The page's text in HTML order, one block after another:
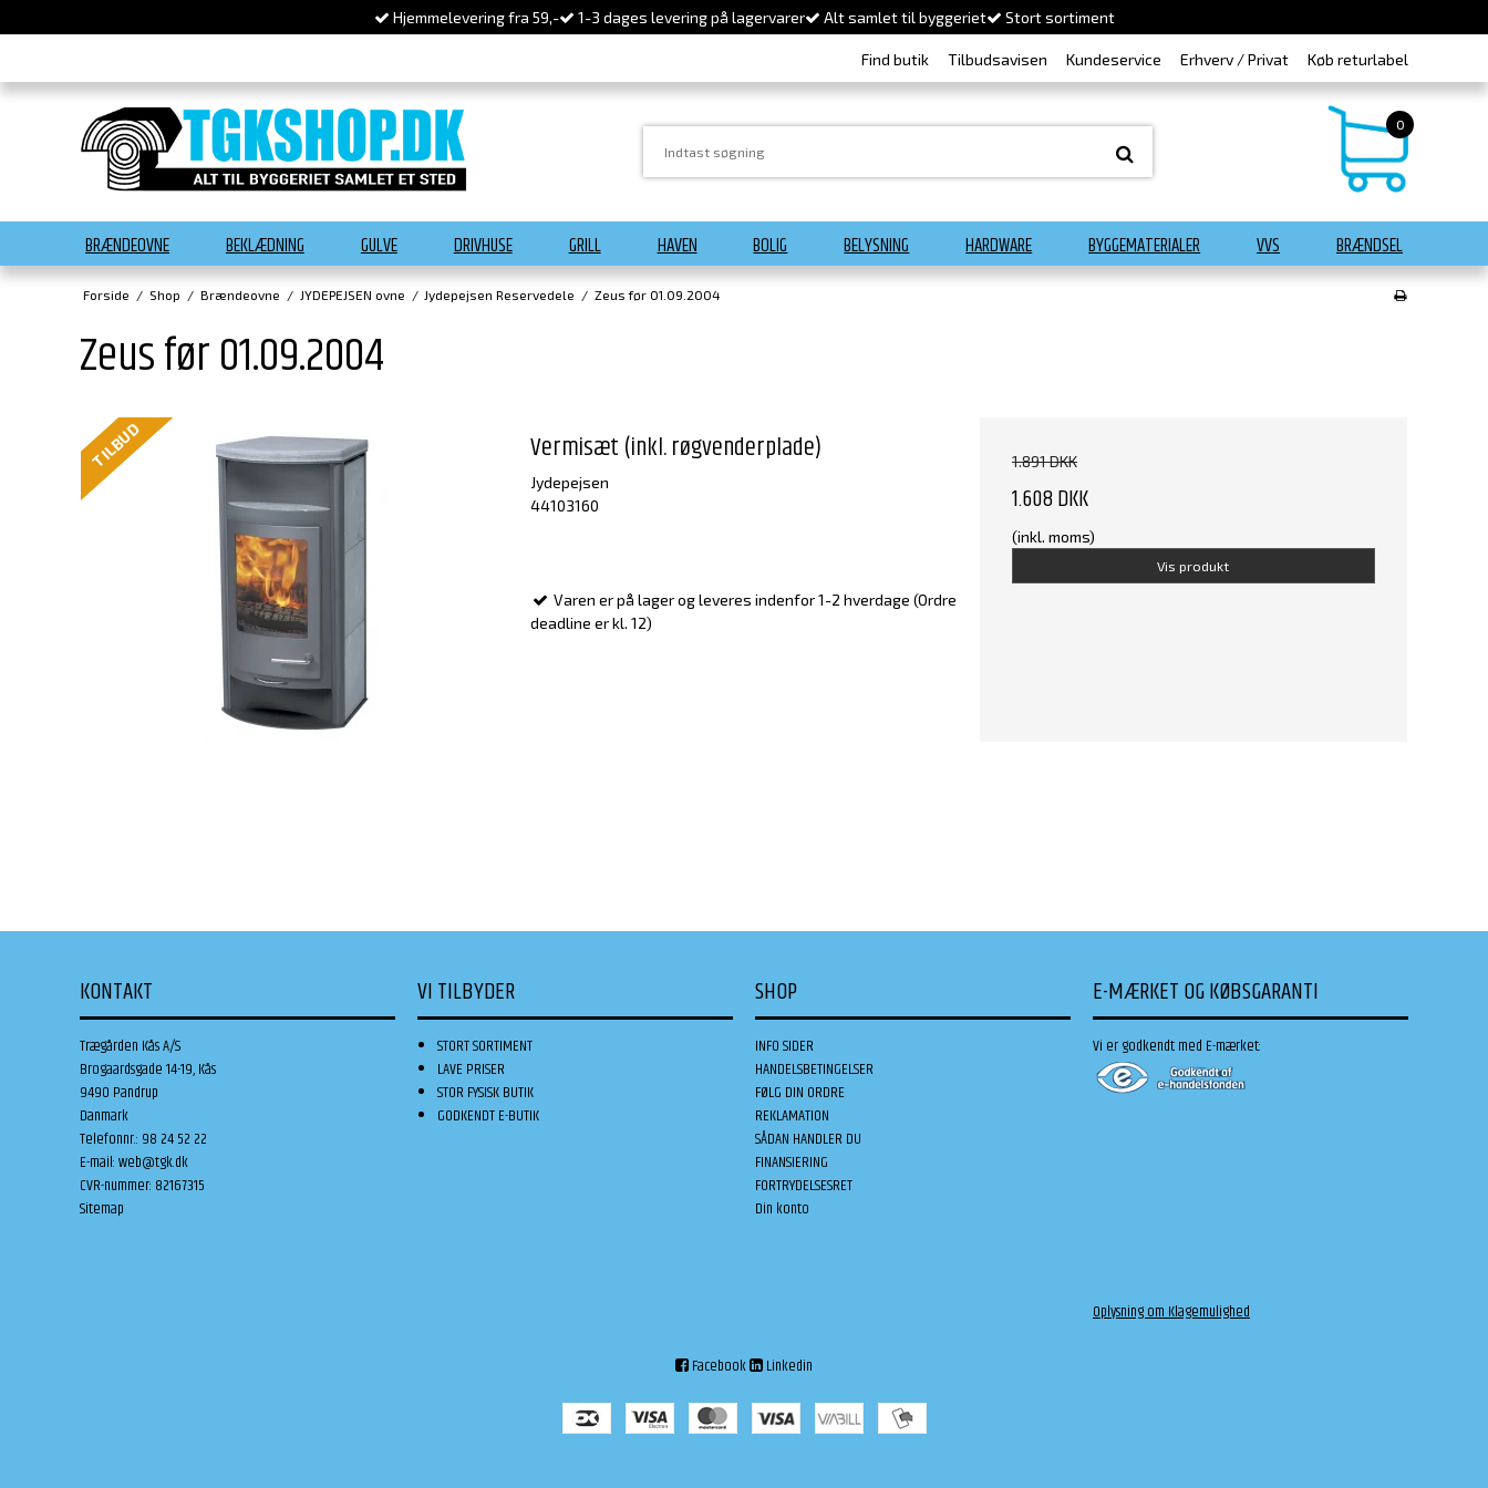
Hjemmelevering fra 59,- 1-3 dages levering på lagervarer Alt samlet til byggeriet Stort sortiment
Find butik Tilbudsavisen Kundeservice Erhverv / Privat Køb returlabel
0
BRÆNDEOVNE BEKLÆDNING GULVE DRIVHUSE GRILL HAVEN BOLIG BELYSNING HARDWARE BYGGEMATERIALER VVS BRÆNDSEL
Forside / Shop / Brændeovne / JYDEPEJSEN ovne / Jydepejsen Reservedele / Zeus før 01.09.2004
Zeus før 01.09.2004
TILBUD Vermisæt (inkl. røgvenderplade)
Jydepejsen
44103160
Varen er på lager og leveres indenfor 1-2 hverdage (Ordre
deadline er kl. 12)
1.891 DKK
1.608 DKK
(inkl. moms)
Vis produkt
KONTAKT
Trægården Kås A/S
Brogaardsgade 14-19, Kås
9490 Pandrup
Danmark
Telefonnr.: 98 24 52 22
E-mail:web@tgk.dk
CVR-nummer: 82167315
Sitemap
VI TILBYDER
STORT SORTIMENT
LAVE PRISER
STOR FYSISK BUTIK
GODKENDT E-BUTIK
SHOP
INFO SIDER
HANDELSBETINGELSER
FØLG DIN ORDRE
REKLAMATION
SÅDAN HANDLER DU
FINANSIERING
FORTRYDELSESRET
Din konto
E-MÆRKET OG KØBSGARANTI
Vi er godkendt med E-mærket:
Oplysning om Klagemulighed
Facebook Linkedin